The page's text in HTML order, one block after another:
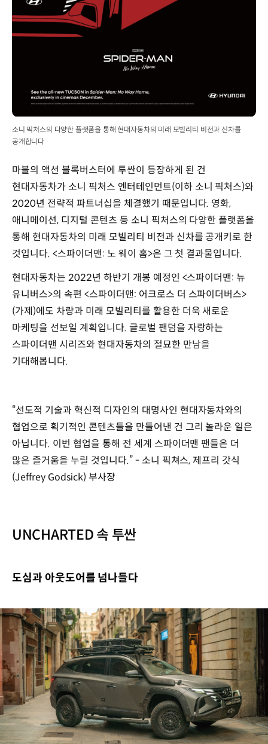
소니 픽처스의 다양한 플랫폼을 통해 현대자동차의 미래 모빌리티 비전과 신차를
공개합니다
마블의 액션 블록버스터에 투싼이 등장하게 된 건
현대자동차가 소니 픽처스 엔터테인먼트(이하 소니 픽처스)와
2020년 전략적 파트너십을 체결했기 때문입니다. 영화,
애니메이션, 디지털 콘텐츠 등 소니 픽처스의 다양한 플랫폼을
통해 현대자동차의 미래 모빌리티 비전과 신차를 공개키로 한
것입니다. <스파이더맨: 노 웨이 홈>은 그 첫 결과물입니다.
현대자동차는 2022년 하반기 개봉 예정인 <스파이더맨: 뉴
유니버스>의 속편 <스파이더맨: 어크로스 더 스파이더버스>
(가제)에도 차량과 미래 모빌리티를 활용한 더욱 새로운
마케팅을 선보일 계획입니다. 글로벌 팬덤을 자랑하는
스파이더맨 시리즈와 현대자동차의 절묘한 만남을
기대해봅니다.
“선도적 기술과 혁신적 디자인의 대명사인 현대자동차와의
협업으로 획기적인 콘텐츠들을 만들어낸 건 그리 놀라운 일은
아닙니다. 이번 협업을 통해 전 세계 스파이더맨 팬들은 더
많은 즐거움을 누릴 것입니다.” - 소니 픽쳐스, 제프리 갓식
(Jeffrey Godsick) 부사장
UNCHARTED 속 투싼
도심과 아웃도어를 넘나들다